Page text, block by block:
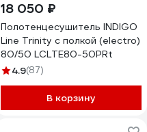
18 050 ₽
Полотенцесушитель INDIGO
Line Trinity с полкой (electro)
80/50 LСLTE80-50PRt
4.9(87)
В корзину